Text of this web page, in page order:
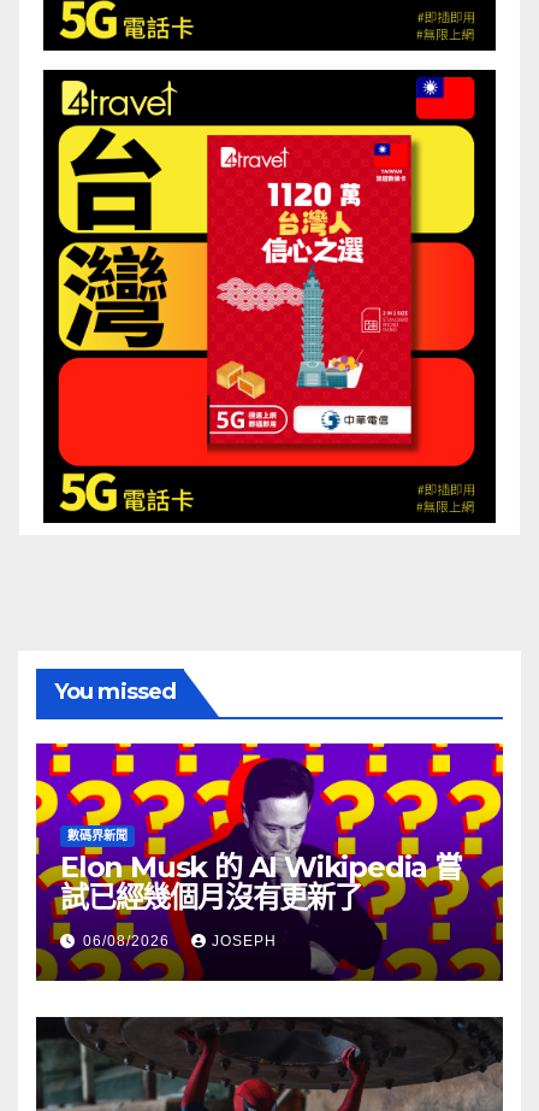
You missed
數碼界新聞
Elon Musk 的 AI Wikipedia 嘗
試已經幾個月沒有更新了
06/08/2026 JOSEPH